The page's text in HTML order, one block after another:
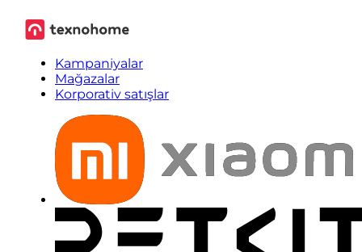
Kampaniyalar
Mağazalar
Korporativ satışlar